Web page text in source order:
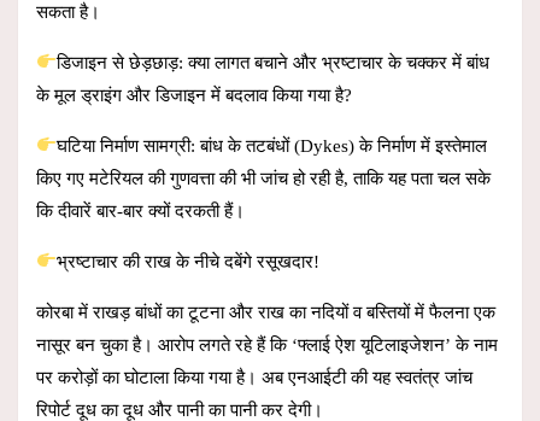
सकता है।
डिजाइन से छेड़छाड़: क्या लागत बचाने और भ्रष्टाचार के चक्कर में बांध
के मूल ड्राइंग और डिजाइन में बदलाव किया गया है?
घटिया निर्माण सामग्री: बांध के तटबंधों (Dykes) के निर्माण में इस्तेमाल
किए गए मटेरियल की गुणवत्ता की भी जांच हो रही है, ताकि यह पता चल सके
कि दीवारें बार-बार क्यों दरकती हैं।
भ्रष्टाचार की राख के नीचे दबेंगे रसूखदार!
कोरबा में राखड़ बांधों का टूटना और राख का नदियों व बस्तियों में फैलना एक
नासूर बन चुका है। आरोप लगते रहे हैं कि ‘फ्लाई ऐश यूटिलाइजेशन’ के नाम
पर करोड़ों का घोटाला किया गया है। अब एनआईटी की यह स्वतंत्र जांच
रिपोर्ट दूध का दूध और पानी का पानी कर देगी।